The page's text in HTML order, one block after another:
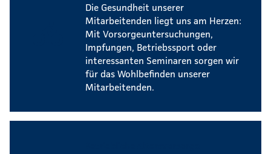
Die Gesundheit unserer
Mitarbeitenden liegt uns am Herzen:
Mit Vorsorgeuntersuchungen,
Impfungen, Betriebssport oder
interessanten Seminaren sorgen wir
für das Wohlbefinden unserer
Mitarbeitenden.